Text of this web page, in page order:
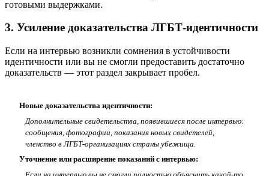
готовыми выдержками.
3. Усиление доказательства ЛГБТ-идентичности
Если на интервью возникли сомнения в устойчивости
идентичности или вы не смогли предоставить достаточно
доказательств — этот раздел закрывает пробел.
Новые доказательства идентичности:
Дополнительные свидетельства, появившиеся после интервью:
сообщения, фотографии, показания новых свидетелей,
членство в ЛГБТ-организациях страны убежища.
Уточнение или расширение показаний с интервью: